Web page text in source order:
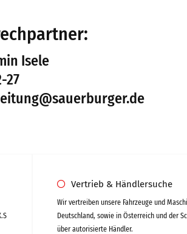
Isele
27
Vertrieb & Händlersuche
Wir vertreiben unsere Fahrzeuge und
Deutschland, sowie in Österreich und der
über autorisierte Händler.